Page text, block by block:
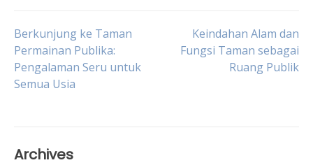
Post
navigation
Berkunjung ke Taman
Permainan Publika:
Pengalaman Seru untuk
Semua Usia
Keindahan Alam dan
Fungsi Taman sebagai
Ruang Publik
Archives